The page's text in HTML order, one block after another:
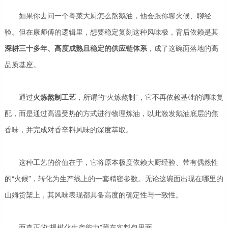
如果你去问一个粤菜大厨怎么熬鹅油，他会跟你聊火候、聊经
验。但在康师傅的逻辑里，想要稳定复刻这种风味极，背后依赖是其
深耕三十多年、高度成熟且稳定的供应链体系，成了这碗面落地的高
品质基座。
通过火炼熬制工艺，所谓的“火炼熬制”，它不再依赖基础的调味复
配，而是通过高温受热的方式进行物理炼油，以此激发鹅油底层的焦
香味，并完成对香辛料风味的深度萃取。
这种工艺的价值在于，它将原本极度依赖大厨经验、带有偶然性
的“火候”，转化为生产线上的一套精密参数。无论这碗面出现在哪里的
山姆货架上，其风味表现都具备高度的确定性与一致性。